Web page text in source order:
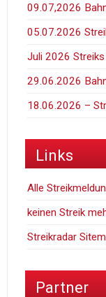
09.07,2026
05.07.2026
Juli 2026
29.06.2026
18.06.2026 –
Links
Alle
keinen Streik
Streikradar
Partner